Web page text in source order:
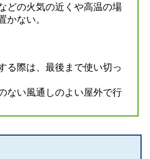
どの火気の近くや高温の場
かない。
る際は、最後まで使い切っ
ない風通しのよい屋外で行